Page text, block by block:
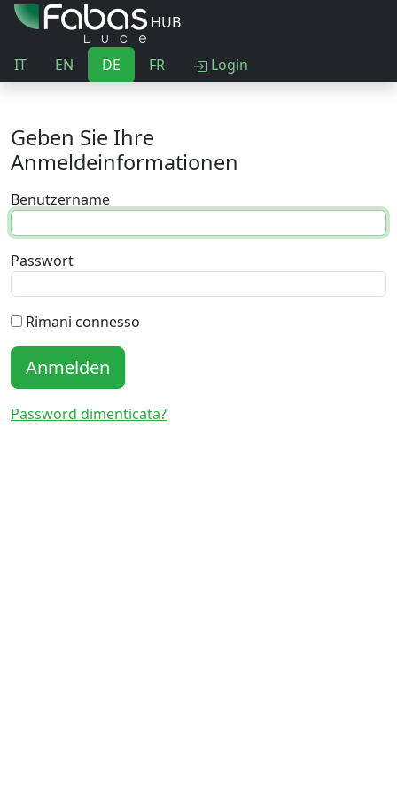
HUB
IT EN DE FR Login
Geben Sie Ihre
Anmeldeinformationen
Benutzername
Passwort
Rimani connesso
Anmelden
Password dimenticata?